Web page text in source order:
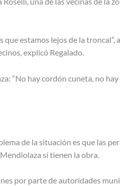
que estamos lejos de la
explicó Regalado.
“No hay cordón cuneta, no
de la situación es que las
sí tienen la obra.
por parte de autoridades